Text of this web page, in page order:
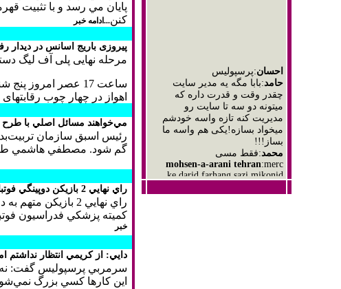
حامد:بابا مگه یه مدیر سایت
چقدر وقت و قدرت داره که
میتونه دو سه تا سایت رو
مدیریت کنه تازه واسه خودشم
میخواد بسازه!یکی هم واسه ما
بساز!!!
محمد :فقط مسی
mohsen-a-arani tehran :merc
ke darid farhang sazi mikonid
داوود .:خبری بسیار خوبی بهمون
خوشحالم.فقط اگه زمان اکران
پايان مي رسد و با تثبيت
كنن...ادامه خبر
پیروزی باریج اسانس در دیدار
مرحله نهایی پلی آف لیگ
اهواز در چهار چوب
مي‌خواهند مسائل اصلي با طرح
رئيس اسبق سازمان
گم شود. مصطفي هاشمي‌ طبا
راي نهايي 2 بازيكن دوپينگي فوتبال تا 48 ساعت آينده اعلام مي‌شود
كميته پزشكي فدراسيون
خبر
دايي: از كريمي انتظار نداشتم
سرمربي پرسپوليس گفت: نه
اين كارها كسي بزرگ